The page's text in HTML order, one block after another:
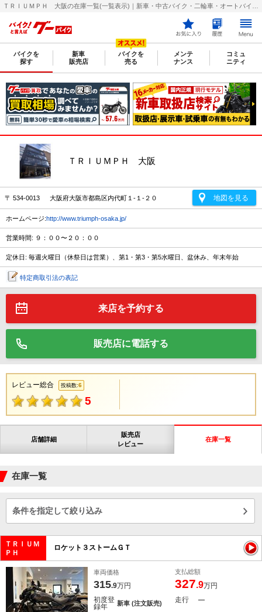
バイクを
探す
新車
販売店
バイクを
売る
メンテ
ナンス
コミュ
ニティ
ＴＲＩＵＭＰＨ 大阪
〒 534-0013 大阪府大阪市都島区内代町１‐１‐２０ 地図を見る
ホームページ:http://www.triumph-osaka.jp/
営業時間: ９：００〜２０：００
定休日: 毎週火曜日（休祭日は営業）、第1・第3・第5水曜日、盆休み、年末年始
特定商取引法の表記
来店を予約する
販売店に電話する
レビュー総合 投稿数:6
5
店舗詳細
販売店
レビュー
在庫一覧
在庫一覧
条件を指定して絞り込み
ＴＲＩＵＭ
ＰＨ
ロケット３ストームＧＴ
車両価格
315.9万円
支払総額
327.9万円
初度登
録年
新車 (注文販売) 走行 ―